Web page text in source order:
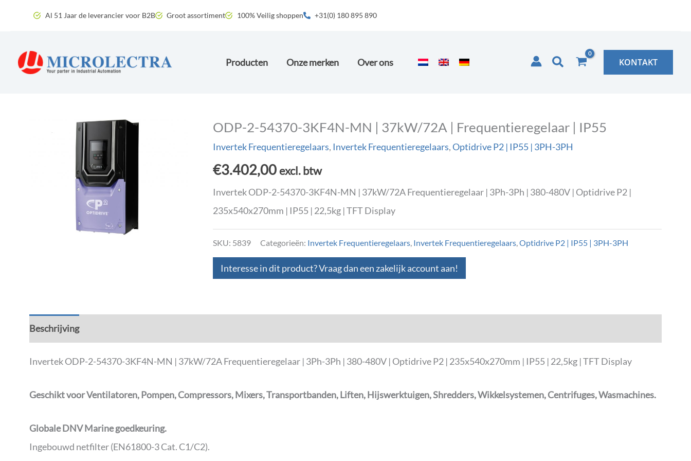
inhoud
Al 51 Jaar de leverancier voor B2B Groot assortiment 100% Veilig shoppen +31(0) 180 895 890
Producten Onze merken Over ons Zoeken KONTAKT
ODP-2-54370-3KF4N-MN | 37kW/72A | Frequentieregelaar | IP55
Invertek Frequentieregelaars, Invertek Frequentieregelaars,Optidrive P2 | IP55 | 3PH-3PH
€3.402,00 excl. btw
Invertek ODP-2-54370-3KF4N-MN | 37kW/72A Frequentieregelaar | 3Ph-3Ph | 380-480V | Optidrive P2 |
235x540x270mm | IP55 | 22,5kg | TFT Display
SKU: 5839 Categorieën: Invertek Frequentieregelaars, Invertek Frequentieregelaars,Optidrive P2 | IP55 | 3PH-3PH
Interesse in dit product? Vraag dan een zakelijk account aan!
Beschrijving
Invertek ODP-2-54370-3KF4N-MN | 37kW/72A Frequentieregelaar | 3Ph-3Ph | 380-480V | Optidrive P2 | 235x540x270mm | IP55 | 22,5kg | TFT Display
Geschikt voor Ventilatoren, Pompen, Compressors, Mixers, Transportbanden, Liften, Hijswerktuigen, Shredders, Wikkelsystemen, Centrifuges, Wasmachines.
Globale DNV Marine goedkeuring.
Ingebouwd netfilter (EN61800-3 Cat. C1/C2).